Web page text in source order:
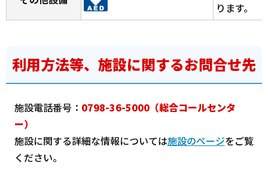
ります。
利用方法等、施設に関するお問合せ先
施設電話番号： 0798-36-5000（総合コールセンタ
ー）
施設に関する詳細な情報については施設のページをご覧
ください。